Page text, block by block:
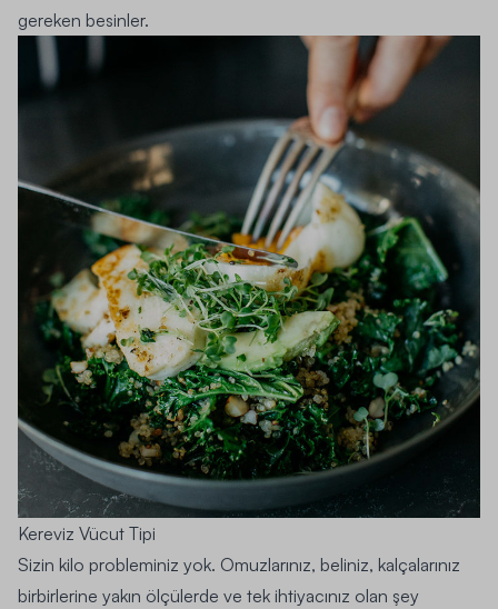
gereken besinler.
Kereviz Vücut Tipi
Sizin kilo probleminiz yok. Omuzlarınız, beliniz, kalçalarınız
birbirlerine yakın ölçülerde ve tek ihtiyacınız olan şey